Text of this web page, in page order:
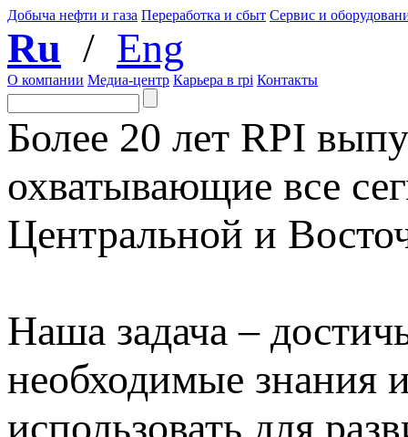
Добыча нефти и газа Переработка и сбыт Сервис и
Ru / Eng
О компании Медиа-центр Карьера в rpi Контакты
Более 20 лет RPI
охватывающие все
Центральной и
Наша задача –
необходимые знания
использовать для